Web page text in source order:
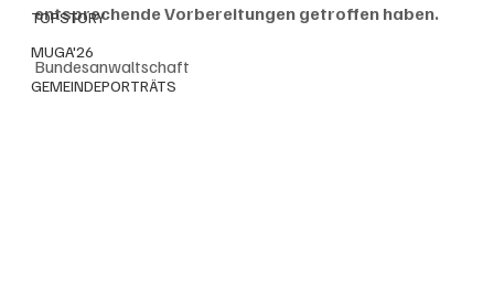
TOPSTORY
MUGA'26
GEMEINDEPORTRÄTS
entsprechende Vorbereitungen getroffen haben.
Bundesanwaltschaft